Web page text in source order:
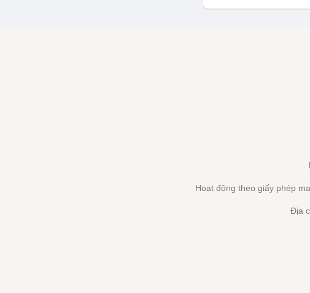
Hoạt động theo giấy phép
Địa